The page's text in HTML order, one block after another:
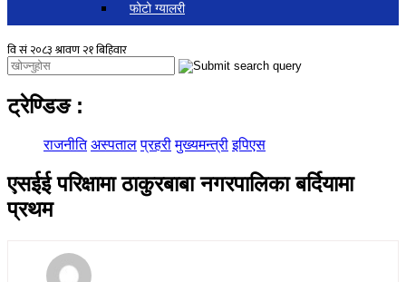
फोटो ग्यालरी
ट्रेण्डिङ :
राजनीति अस्पताल प्रहरी मुख्यमन्त्री इपिएस
एसईई परिक्षामा ठाकुरबाबा नगरपालिका बर्दियामा
प्रथम